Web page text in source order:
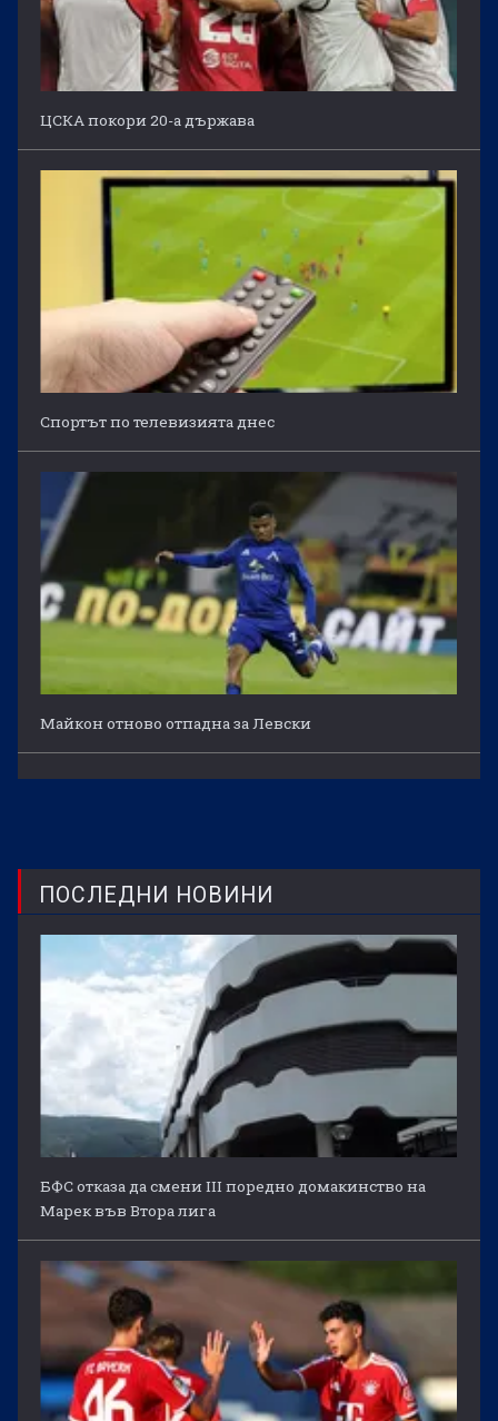
ЦСКА покори 20-а държава
Спортът по телевизията днес
Майкон отново отпадна за Левски
ПОСЛЕДНИ НОВИНИ
БФС отказа да смени III поредно домакинство на
Марек във Втора лига